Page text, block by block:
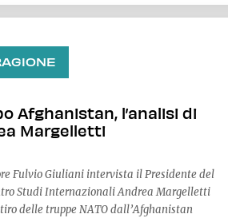
Afghanistan, l’analisi di
Margelletti
Fulvio Giuliani intervista il Presidente del
Studi Internazionali Andrea Margelletti
delle truppe NATO dall’Afghanistan